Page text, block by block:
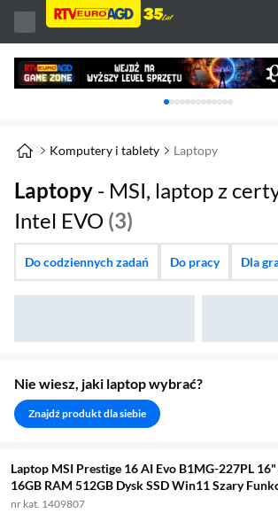
Karuzela z
Komputery i tablety Laptopy
Laptopy - MSI, laptop z
Intel EVO (3)
Do codziennych zadań Do pracy Dla
Nie wiesz, jaki laptop wybrać?
Znajdź produkt dla siebie
Laptop MSI Prestige 16 AI Evo B1MG-227PL
16GB RAM 512GB Dysk SSD Win11 Szary
nr kat. 1409807